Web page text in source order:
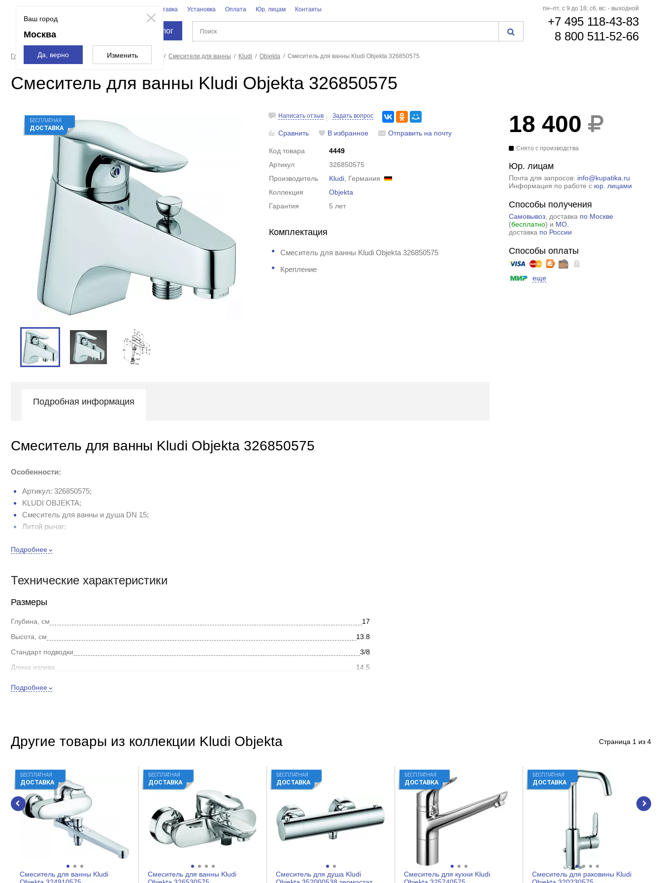
Ваш город
Москва
Да, верно Изменить
Доставка Установка Оплата Юр. лицам Контакты
Каталог
пн–пт, с 9 до 18; сб, вс: - выходной
+7 495 118-43-83
8 800 511-52-66
Главная страница Смесители и души Смесители Смесители для ванны Kludi Objekta Смеситель для ванны Kludi Objekta 326850575
Смеситель для ванны Kludi Objekta 326850575
БЕСПЛАТНАЯ
ДОСТАВКА
Написать отзыв Задать вопрос
Сравнить В избранное Отправить на почту
Код товара
4449
Артикул
326850575
Производитель
Kludi , Германия
Коллекция
Objekta
Гарантия
5 лет
Комплектация
Смеситель для ванны Kludi Objekta 326850575
Крепление
18 400
Снято с производства
Юр. лицам
Почта для запросов: info@kupatika.ru
Информация по работе с юр. лицами
Способы получения
Самовывоз, доставка по Москве
(бесплатно) и МО,
доставка по России
Способы оплаты
еще
Подробная информация
Смеситель для ванны Kludi Objekta 326850575
Особенности:
Артикул: 326850575;
KLUDI OBJEKTA;
Смеситель для ванны и душа DN 15;
Литой рычаг;
Керамический картридж с ограничителем горячей воды;
Автом. переключение душ/ванна;
Защита от обратного тока воды;
Гибкая подводка G 3/8;
Подробнее
Технические характеристики
Размеры
Глубина, см
17
Высота, см
13.8
Стандарт подводки
3/8
Длина излива
14.5
Внешнее исполнение
Покрытие
Способ монтажа
Встраиваемый
Особенности
Наличие душа
Нет
Керамический картридж
Кол-во отверстий для монтажа
1
Подробнее
Другие товары из коллекции Kludi Objekta Страница 1 из 4
БЕСПЛАТНАЯ
ДОСТАВКА
Смеситель для ванны Kludi
БЕСПЛАТНАЯ
ДОСТАВКА
Смеситель для ванны Kludi
БЕСПЛАТНАЯ
ДОСТАВКА
Смеситель для душа Kludi
БЕСПЛАТНАЯ
ДОСТАВКА
Смеситель для кухни Kludi
БЕСПЛАТНАЯ
ДОСТАВКА
Смеситель для раковины Kludi